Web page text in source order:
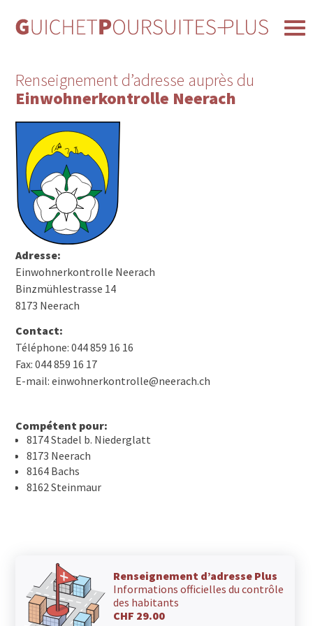
Renseignement d’adresse auprès du
Einwohnerkontrolle Neerach
Adresse:
Einwohnerkontrolle Neerach
Binzmühlestrasse 14
8173 Neerach
Contact:
Téléphone: 044 859 16 16
Fax: 044 859 16 17
E-mail: einwohnerkontrolle@neerach.ch
Compétent pour:
8174 Stadel b. Niederglatt
8173 Neerach
8164 Bachs
8162 Steinmaur
Renseignement d’adresse Plus
Informations officielles du contrôle
des habitants
CHF 29.00